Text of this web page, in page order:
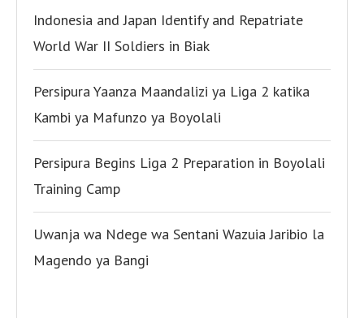
Indonesia and Japan Identify and Repatriate
World War II Soldiers in Biak
Persipura Yaanza Maandalizi ya Liga 2 katika
Kambi ya Mafunzo ya Boyolali
Persipura Begins Liga 2 Preparation in Boyolali
Training Camp
Uwanja wa Ndege wa Sentani Wazuia Jaribio la
Magendo ya Bangi